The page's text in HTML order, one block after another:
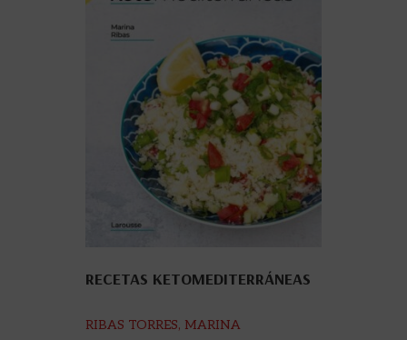
RECETAS KETOMEDITERRÁNEAS
RIBAS TORRES, MARINA